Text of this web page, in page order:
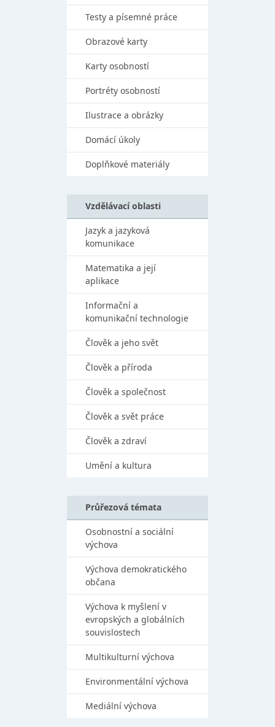
Testy a písemné práce
Obrazové karty
Karty osobností
Portréty osobností
Ilustrace a obrázky
Domácí úkoly
Doplňkové materiály
Vzdělávací oblasti
Jazyk a jazyková
komunikace
Matematika a její
aplikace
Informační a
komunikační technologie
Člověk a jeho svět
Člověk a příroda
Člověk a společnost
Člověk a svět práce
Člověk a zdraví
Umění a kultura
Průřezová témata
Osobnostní a sociální
výchova
Výchova demokratického
občana
Výchova k myšlení v
evropských a globálních
souvislostech
Multikulturní výchova
Environmentální výchova
Mediální výchova